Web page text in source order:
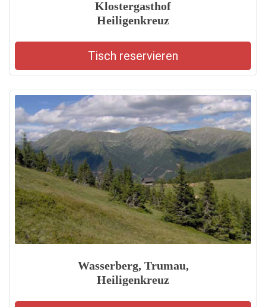
Klostergasthof
Heiligenkreuz
Tisch reservieren
Wasserberg, Trumau,
Heiligenkreuz